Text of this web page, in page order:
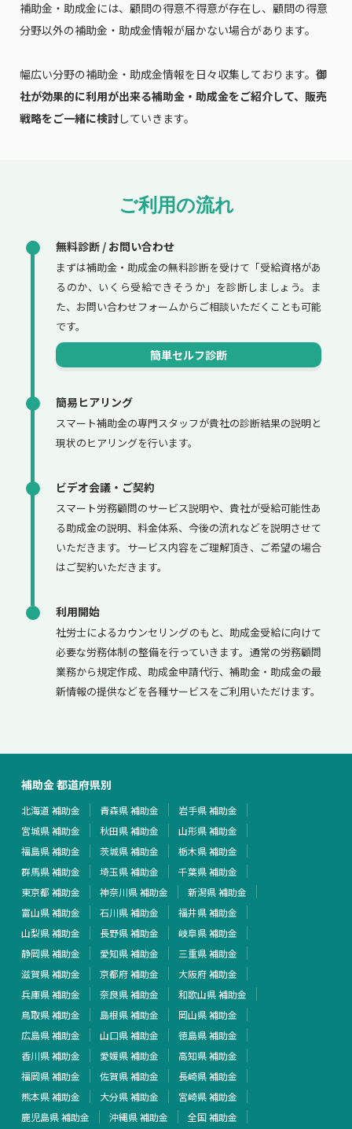
補助金・助成金には、顧問の得意不得意が存在し、顧問の得意
分野以外の補助金・助成金情報が届かない場合があります。
幅広い分野の補助金・助成金情報を日々収集しております。 御
社が効果的に利用が出来る補助金・助成金をご紹介して、販売
戦略をご一緒に検討していきます。
ご利用の流れ
無料診断 / お問い合わせ
まずは補助金・助成金の無料診断を受けて「受給資格があ
るのか、いくら受給できそうか」を診断しましょう。ま
た、お問い合わせフォームからご相談いただくことも可能
です。
簡単セルフ診断
簡易ヒアリング
スマート補助金の専門スタッフが貴社の診断結果の説明と
現状のヒアリングを行います。
ビデオ会議・ご契約
スマート労務顧問のサービス説明や、貴社が受給可能性あ
る助成金の説明、料金体系、今後の流れなどを説明させて
いただきます。サービス内容をご理解頂き、ご希望の場合
はご契約いただきます。
利用開始
社労士によるカウンセリングのもと、助成金受給に向けて
必要な労務体制の整備を行っていきます。通常の労務顧問
業務から規定作成、助成金申請代行、補助金・助成金の最
新情報の提供などを各種サービスをご利用いただけます。
補助金 都道府県別
北海道 補助金 青森県 補助金
岩手県 補助金
宮城県 補助金
秋田県 補助金
山形県 補助金
福島県 補助金
茨城県 補助金
栃木県 補助金
群馬県 補助金
埼玉県 補助金
千葉県 補助金
東京都 補助金
神奈川県 補助金
新潟県 補助金
富山県 補助金
石川県 補助金
福井県 補助金
山梨県 補助金
長野県 補助金
岐阜県 補助金
静岡県 補助金
愛知県 補助金
三重県 補助金
滋賀県 補助金
京都府 補助金
大阪府 補助金
兵庫県 補助金
奈良県 補助金
和歌山県 補助金
鳥取県 補助金
島根県 補助金
岡山県 補助金
広島県 補助金
山口県 補助金
徳島県 補助金
香川県 補助金
愛媛県 補助金
高知県 補助金
福岡県 補助金
佐賀県 補助金
長崎県 補助金
熊本県 補助金
大分県 補助金
宮崎県 補助金
鹿児島県 補助金
沖縄県 補助金
全国 補助金